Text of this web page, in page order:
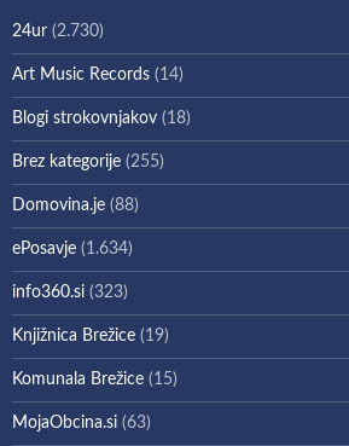
24ur (2.730)
Art Music Records (14)
Blogi strokovnjakov (18)
Brez kategorije (255)
Domovina.je (88)
ePosavje (1.634)
info360.si (323)
Knjižnica Brežice (19)
Komunala Brežice (15)
MojaObcina.si (63)